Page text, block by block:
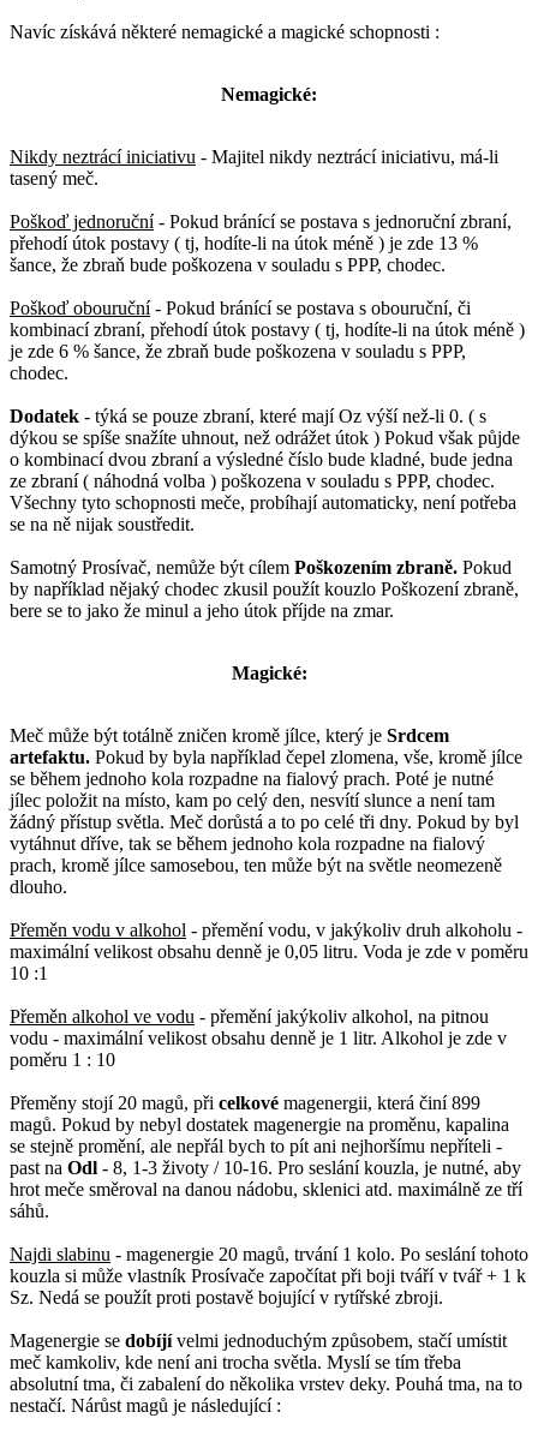
Navíc získává některé nemagické a magické schopnosti :
Nemagické:
Nikdy neztrácí iniciativu - Majitel nikdy neztrácí iniciativu, má-li
tasený meč.
Poškoď jednoruční- Pokud bránící se postava s jednoruční zbraní,
přehodí útok postavy ( tj, hodíte-li na útok méně ) je zde 13 %
šance, že zbraň bude poškozena v souladu s PPP, chodec.
Poškoď obouruční- Pokud bránící se postava s obouruční, či
kombinací zbraní, přehodí útok postavy ( tj, hodíte-li na útok méně )
je zde 6 % šance, že zbraň bude poškozena v souladu s PPP,
chodec.
Dodatek - týká se pouze zbraní, které mají Oz výší než-li 0. ( s
dýkou se spíše snažíte uhnout, než odrážet útok ) Pokud však půjde
o kombinací dvou zbraní a výsledné číslo bude kladné, bude jedna
ze zbraní ( náhodná volba ) poškozena v souladu s PPP, chodec.
Všechny tyto schopnosti meče, probíhají automaticky, není potřeba
se na ně nijak soustředit.
Samotný Prosívač, nemůže být cílem Poškozením zbraně. Pokud
by například nějaký chodec zkusil použít kouzlo Poškození zbraně,
bere se to jako že minul a jeho útok příjde na zmar.
Magické:
Meč může být totálně zničen kromě jílce, který je Srdcem
artefaktu. Pokud by byla například čepel zlomena, vše, kromě jílce
se během jednoho kola rozpadne na fialový prach. Poté je nutné
jílec položit na místo, kam po celý den, nesvítí slunce a není tam
žádný přístup světla. Meč dorůstá a to po celé tři dny. Pokud by byl
vytáhnut dříve, tak se během jednoho kola rozpadne na fialový
prach, kromě jílce samosebou, ten může být na světle neomezeně
dlouho.
Přeměn vodu v alkohol - přemění vodu, v jakýkoliv druh alkoholu -
maximální velikost obsahu denně je 0,05 litru. Voda je zde v poměru
10 :1
Přeměn alkohol ve vodu - přemění jakýkoliv alkohol, na pitnou
vodu - maximální velikost obsahu denně je 1 litr. Alkohol je zde v
poměru 1 : 10
Přeměny stojí 20 magů, při celkové magenergii, která činí 899
magů. Pokud by nebyl dostatek magenergie na proměnu, kapalina
se stejně promění, ale nepřál bych to pít ani nejhoršímu nepříteli -
past na Odl - 8, 1-3 životy / 10-16. Pro seslání kouzla, je nutné, aby
hrot meče směroval na danou nádobu, sklenici atd. maximálně ze tří
sáhů.
Najdi slabinu - magenergie 20 magů, trvání 1 kolo. Po seslání tohoto
kouzla si může vlastník Prosívače započítat při boji tváří v tvář + 1 k
Sz. Nedá se použít proti postavě bojující v rytířské zbroji.
Magenergie se dobíjívelmi jednoduchým způsobem, stačí umístit
meč kamkoliv, kde není ani trocha světla. Myslí se tím třeba
absolutní tma, či zabalení do několika vrstev deky. Pouhá tma, na to
nestačí. Nárůst magů je následující :